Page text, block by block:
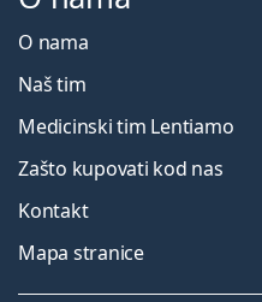
O nama
Naš tim
Medicinski tim Lentiamo
Zašto kupovati kod nas
Kontakt
Mapa stranice